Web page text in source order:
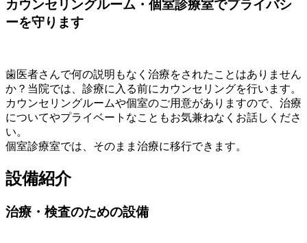
カウンセリングルーム・個室診療室でプライバシ
ーを守ります
歯医者さんで何の説明もなく治療をされたことはありません
か？当院では、診療に入る前にカウンセリングを行います。
カウンセリングルームや個室のご用意がありますので、治療
についてやプライベートなこともお気兼ねなくお話しくださ
い。
個室診療室では、そのまま治療に移行できます。
設備紹介
治療・検査のための設備